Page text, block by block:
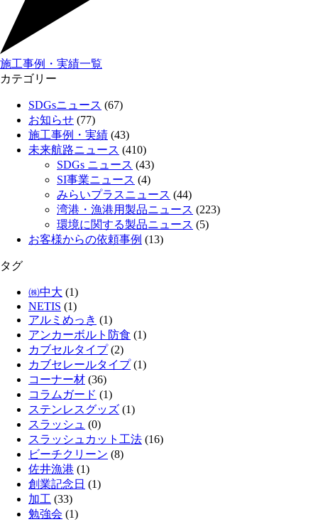
施工事例・実績一覧
カテゴリー
SDGsニュース (67)
お知らせ (77)
施工事例・実績 (43)
未来航路ニュース (410)
SDGs ニュース (43)
SI事業ニュース (4)
みらいプラスニュース (44)
湾港・漁港用製品ニュース (223)
環境に関する製品ニュース (5)
お客様からの依頼事例 (13)
タグ
㈱中大 (1)
NETIS (1)
アルミめっき (1)
アンカーボルト防食 (1)
カブセルタイプ(2)
カブセレールタイプ(1)
コーナー材 (36)
コラムガード (1)
ステンレスグッズ (1)
スラッシュ (0)
スラッシュカット工法 (16)
ビーチクリーン (8)
佐井漁港 (1)
創業記念日 (1)
加工 (33)
勉強会 (1)